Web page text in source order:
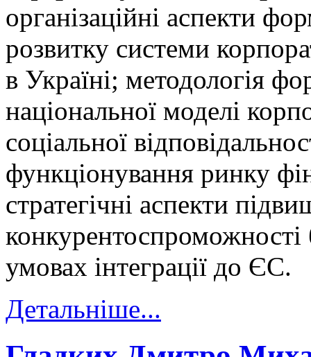
організаційні аспекти
розвитку системи
в Україні; методологія
національної моделі
соціальної
функціонування ринку
стратегічні аспекти
конкурентоспроможності
умовах інтеграції до ЄС.
Детальніше...